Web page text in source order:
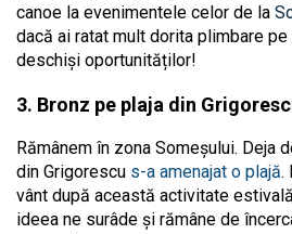
canoe la evenimentele celor de la
dacă ai ratat mult dorita plimbare
deschiși oportunităților!
3. Bronz pe plaja din
Rămânem în zona Someșului. Deja
din Grigorescu s-a amenajat o plajă.
vânt după această activitate
ideea ne surâde și rămâne de